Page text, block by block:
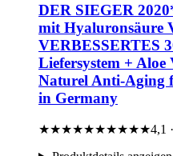
DER SIEGER
mit Hyaluronsäure
VERBESSERTES
Liefersystem +
Naturel Anti-Aging
in Germany
★★★★★★★★★★4,1